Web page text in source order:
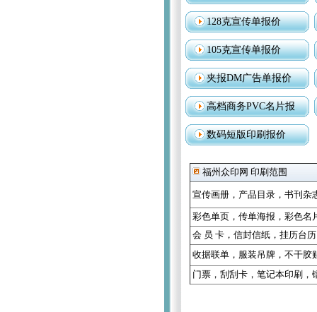
128克宣传单报价
105克宣传单报价
夹报DM广告单报价
高档商务PVC名片报
数码短版印刷报价
福州众印网 印刷范围
宣传画册， 产品目录， 书刊杂
彩色单页， 传单海报 ， 彩色名
会 员 卡， 信封信纸， 挂历台历
收据联单， 服装吊牌， 不干胶
门票， 刮刮卡， 笔记本印刷 ，